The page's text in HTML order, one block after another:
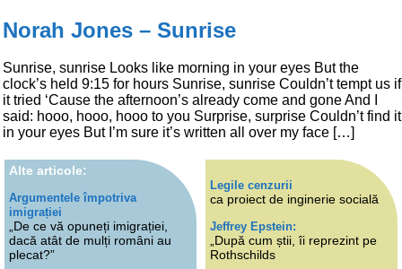
Norah Jones – Sunrise
Sunrise, sunrise Looks like morning in your eyes But the
clock’s held 9:15 for hours Sunrise, sunrise Couldn’t tempt us if
it tried ‘Cause the afternoon’s already come and gone And I
said: hooo, hooo, hooo to you Surprise, surprise Couldn’t find it
in your eyes But I’m sure it’s written all over my face […]
Alte articole:
Argumentele împotriva
imigrației
„De ce vă opuneți imigrației,
dacă atât de mulți români au
plecat?”
Legile cenzurii
ca proiect de inginerie socială
Jeffrey Epstein:
„După cum știi, îi reprezint pe
Rothschilds